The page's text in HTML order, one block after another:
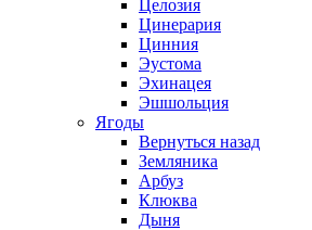
Целозия
Цинерария
Цинния
Эустома
Эхинацея
Эшшольция
Ягоды
Вернуться назад
Земляника
Арбуз
Клюква
Дыня